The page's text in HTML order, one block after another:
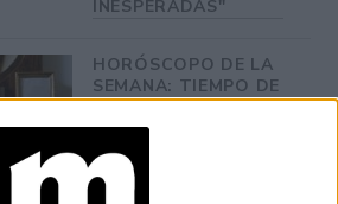
INESPERADAS"
HORÓSCOPO DE LA
SEMANA: TIEMPO DE
SOLTAR EL
CONTROL Y VOLVER
A ANIMARSE A MÁS